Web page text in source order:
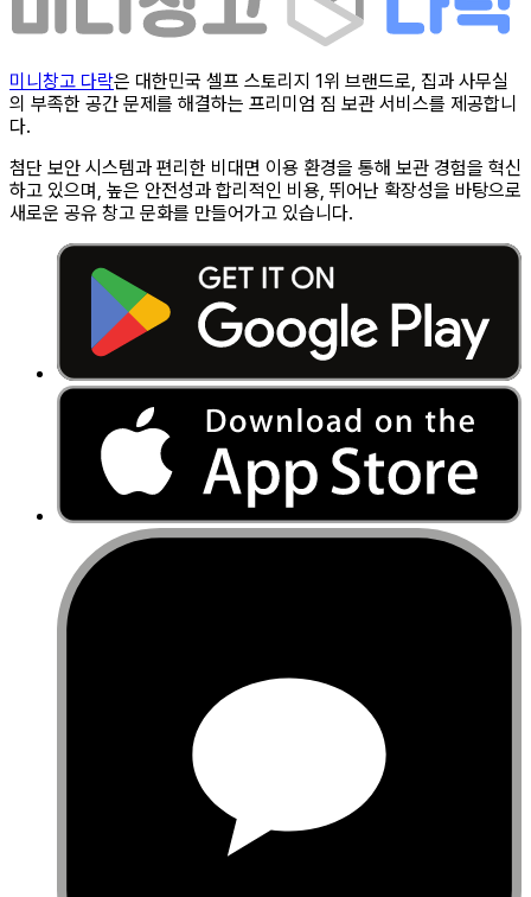
미니창고 다락은 대한민국 셀프 스토리지 1위 브랜드로, 집과 사무실
의 부족한 공간 문제를 해결하는 프리미엄 짐 보관 서비스를 제공합니
다.
첨단 보안 시스템과 편리한 비대면 이용 환경을 통해 보관 경험을 혁신
하고 있으며, 높은 안전성과 합리적인 비용, 뛰어난 확장성을 바탕으로
새로운 공유 창고 문화를 만들어가고 있습니다.